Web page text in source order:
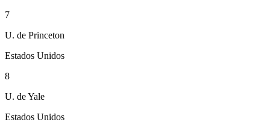
7
U. de Princeton
Estados Unidos
8
U. de Yale
Estados Unidos